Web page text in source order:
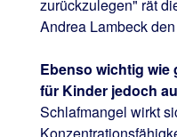
zurückzulegen" rät
Andrea Lambeck
Ebenso wichtig
für Kinder jedoch
Schlafmangel wirkt